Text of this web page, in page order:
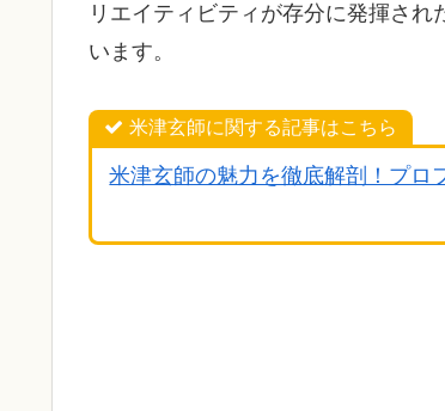
リエイティビティが存分に発揮さ
います。
米津玄師に関する記事はこちら
米津玄師の魅力を徹底解剖！プロ